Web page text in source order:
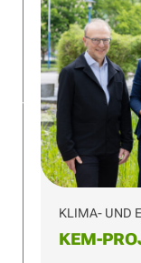
KLIMA- UND
KEM-